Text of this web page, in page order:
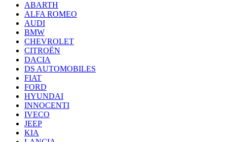
ABARTH
ALFA ROMEO
AUDI
BMW
CHEVROLET
CITROËN
DACIA
DS AUTOMOBILES
FIAT
FORD
HYUNDAI
INNOCENTI
IVECO
JEEP
KIA